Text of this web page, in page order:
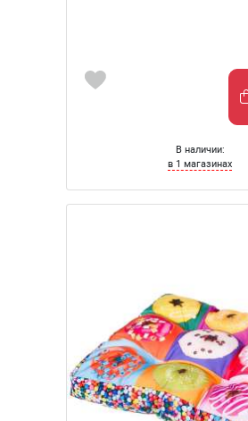
В наличии:
в 1 магазинах